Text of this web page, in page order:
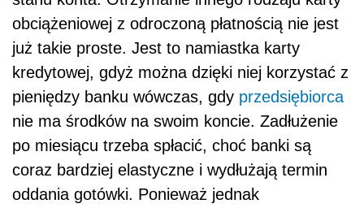
obciążeniowej z odroczoną płatnością nie jest
już takie proste. Jest to namiastka karty
kredytowej, gdyż można dzięki niej korzystać z
pieniędzy banku wówczas, gdy przedsiębiorca
nie ma środków na swoim koncie. Zadłużenie
po miesiącu trzeba spłacić, choć banki są
coraz bardziej elastyczne i wydłużają termin
oddania gotówki. Ponieważ jednak